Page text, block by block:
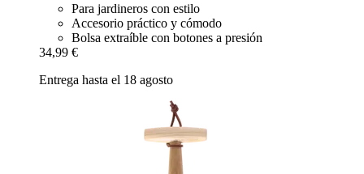
Para jardineros con estilo
Accesorio práctico y cómodo
Bolsa extraíble con botones a presión
34,99 €
Entrega hasta el 18 agosto